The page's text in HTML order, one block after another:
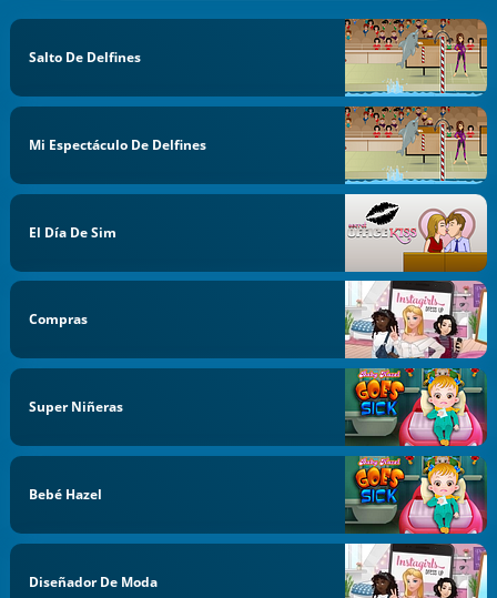
Salto De Delfines
Mi Espectáculo De Delfines
El Día De Sim
Compras
Super Niñeras
Bebé Hazel
Diseñador De Moda